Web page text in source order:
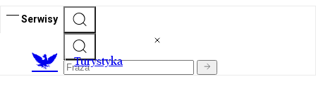
Serwisy
Turystyka